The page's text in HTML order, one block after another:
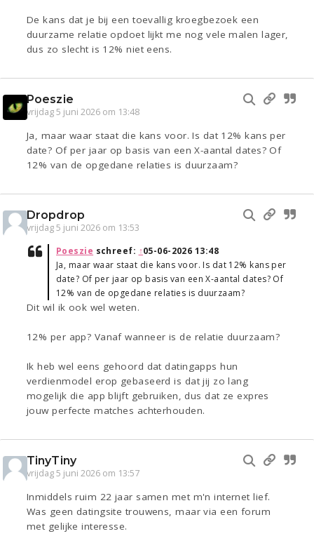
De kans dat je bij een toevallig kroegbezoek een
duurzame relatie opdoet lijkt me nog vele malen lager,
dus zo slecht is 12% niet eens.
Poeszie
vrijdag 5 juni 2026 om 13:48
Ja, maar waar staat die kans voor. Is dat 12% kans per
date? Of per jaar op basis van een X-aantal dates? Of
12% van de opgedane relaties is duurzaam?
Dropdrop
vrijdag 5 juni 2026 om 13:53
Poeszie schreef: ↑05-06-2026 13:48
Ja, maar waar staat die kans voor. Is dat 12% kans per
date? Of per jaar op basis van een X-aantal dates? Of
12% van de opgedane relaties is duurzaam?
Dit wil ik ook wel weten.
12% per app? Vanaf wanneer is de relatie duurzaam?
Ik heb wel eens gehoord dat datingapps hun
verdienmodel erop gebaseerd is dat jij zo lang
mogelijk die app blijft gebruiken, dus dat ze expres
jouw perfecte matches achterhouden.
TinyTiny
vrijdag 5 juni 2026 om 13:57
Inmiddels ruim 22 jaar samen met m'n internet lief.
Was geen datingsite trouwens, maar via een forum
met gelijke interesse.